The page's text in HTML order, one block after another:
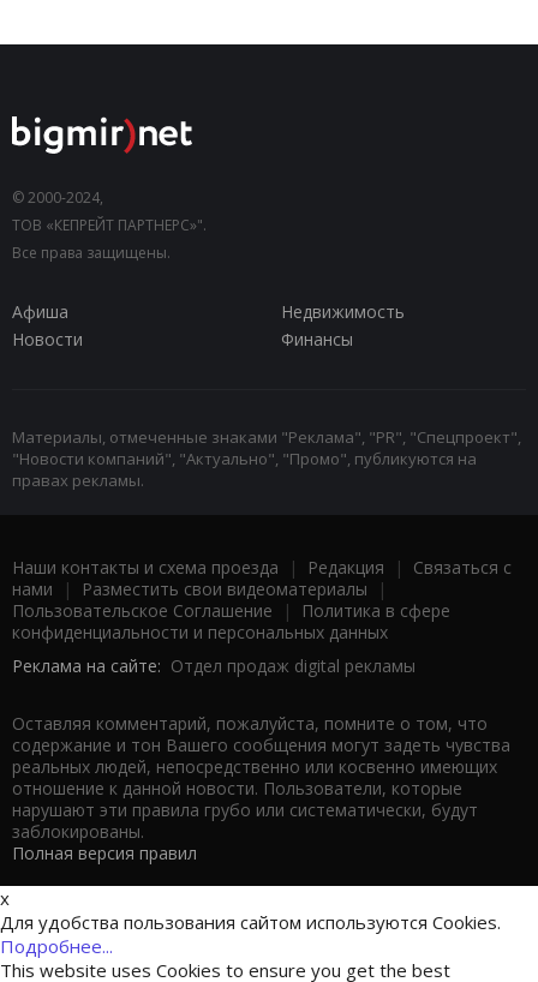
© 2000-2024,
ТОВ «КЕПРЕЙТ ПАРТНЕРС»".
Все права защищены.
Афиша
Недвижимость
Новости
Финансы
Материалы, отмеченные знаками "Реклама", "PR", "Спецпроект",
"Новости компаний", "Актуально", "Промо", публикуются на
правах рекламы.
Наши контакты и схема проезда | Редакция | Связаться с
нами | Разместить свои видеоматериалы |
Пользовательское Соглашение |
Политика в сфере
конфиденциальности и персональных данных
Реклама на сайте: Отдел продаж digital рекламы
Оставляя комментарий, пожалуйста, помните о том, что
содержание и тон Вашего сообщения могут задеть чувства
реальных людей, непосредственно или косвенно имеющих
отношение к данной новости. Пользователи, которые
нарушают эти правила грубо или систематически, будут
заблокированы.
Полная версия правил
x
Для удобства пользования сайтом используются Cookies.
Подробнее...
This website uses Cookies to ensure you get the best